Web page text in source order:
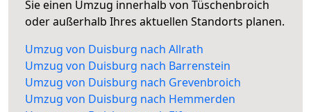
Sie einen Umzug innerhalb von Tüschenbroich
oder außerhalb Ihres aktuellen Standorts planen.
Umzug von Duisburg nach Allrath
Umzug von Duisburg nach Barrenstein
Umzug von Duisburg nach Grevenbroich
Umzug von Duisburg nach Hemmerden